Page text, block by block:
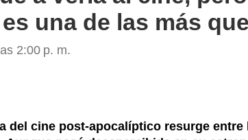
una de las más
2:00 p. m.
del cine post-apocalíptico resurge